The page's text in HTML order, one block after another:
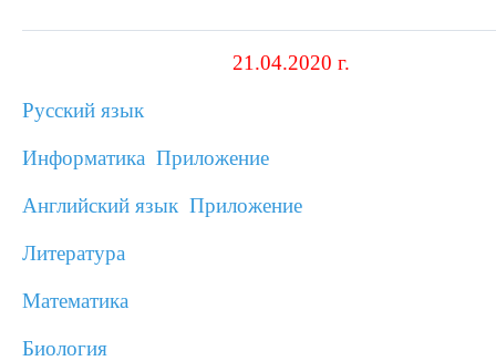
21.04.2020 г.
Русский язык
Информатика Приложение
Английский язык Приложение
Литература
Математика
Биология